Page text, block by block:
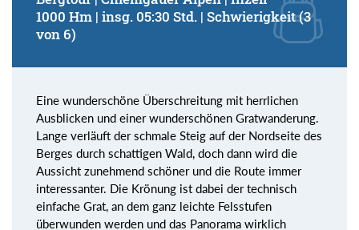
1000 Hm | insg. 05:30 Std. | Schwierigkeit (3
von 6)
Eine wunderschöne Überschreitung mit herrlichen
Ausblicken und einer wunderschönen Gratwanderung.
Lange verläuft der schmale Steig auf der Nordseite des
Berges durch schattigen Wald, doch dann wird die
Aussicht zunehmend schöner und die Route immer
interessanter. Die Krönung ist dabei der technisch
einfache Grat, an dem ganz leichte Felsstufen
überwunden werden und das Panorama wirklich